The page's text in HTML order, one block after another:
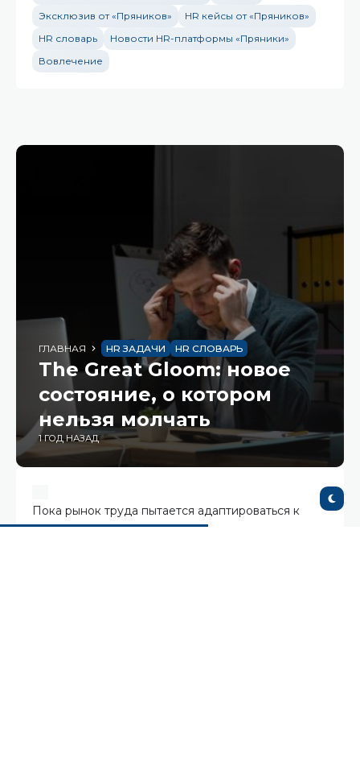
Эксклюзив от «Пряников»
HR кейсы от «Пряников»
HR словарь
Новости HR-платформы «Пряники»
Вовлечение
ГЛАВНАЯ HR ЗАДАЧИ HR СЛОВАРЬ
The Great Gloom: новое
состояние, о котором
нельзя молчать
1 ГОД НАЗАД
Пока рынок труда пытается адаптироваться к
новой реальности, в офисах и чатах зреет то, что